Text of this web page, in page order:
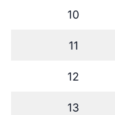
10
11
12
13